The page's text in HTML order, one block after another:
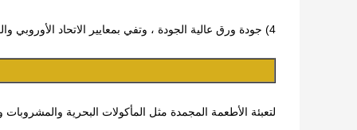
4) جودة ورق عالية الجودة ، وتفي بمعايير الاتحاد الأوروبي والولايات المتحدة الأمريكية
لتعبئة الأطعمة المجمدة مثل المأكولات البحرية